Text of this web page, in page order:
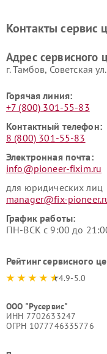
Контакты сервис
Адрес сервисного
г. Тамбов, Советская
Горячая линия:
+7 (800) 301-55-83
Контактный телефон:
8 (800) 301-55-83
Электронная почта:
info@pioneer-fixim.ru
для юридических лиц
manager@fix-
График работы:
ПН-ВСК с 9:00 до
Рейтинг сервисного
4.9-5.0
ООО "Русервис"
ИНН 7702633247
ОГРН 1077746335776